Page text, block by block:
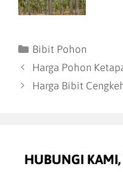
Bibit Pohon
Harga Pohon
Harga Bibit
HUBUNGI KAMI,